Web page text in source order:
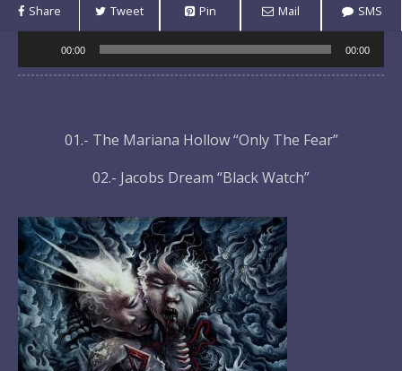
Share Tweet Pin Mail SMS
Player
00:00 00:00
01.- The Mariana Hollow “Only The Fear”
02.- Jacobs Dream “Black Watch”